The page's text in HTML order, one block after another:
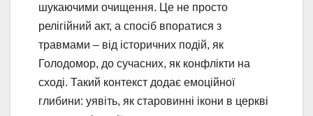
шукаючими очищення. Це не просто
релігійний акт, а спосіб впоратися з
травмами – від історичних подій, як
Голодомор, до сучасних, як конфлікти на
сході. Такий контекст додає емоційної
глибини: уявіть, як старовинні ікони в церкві